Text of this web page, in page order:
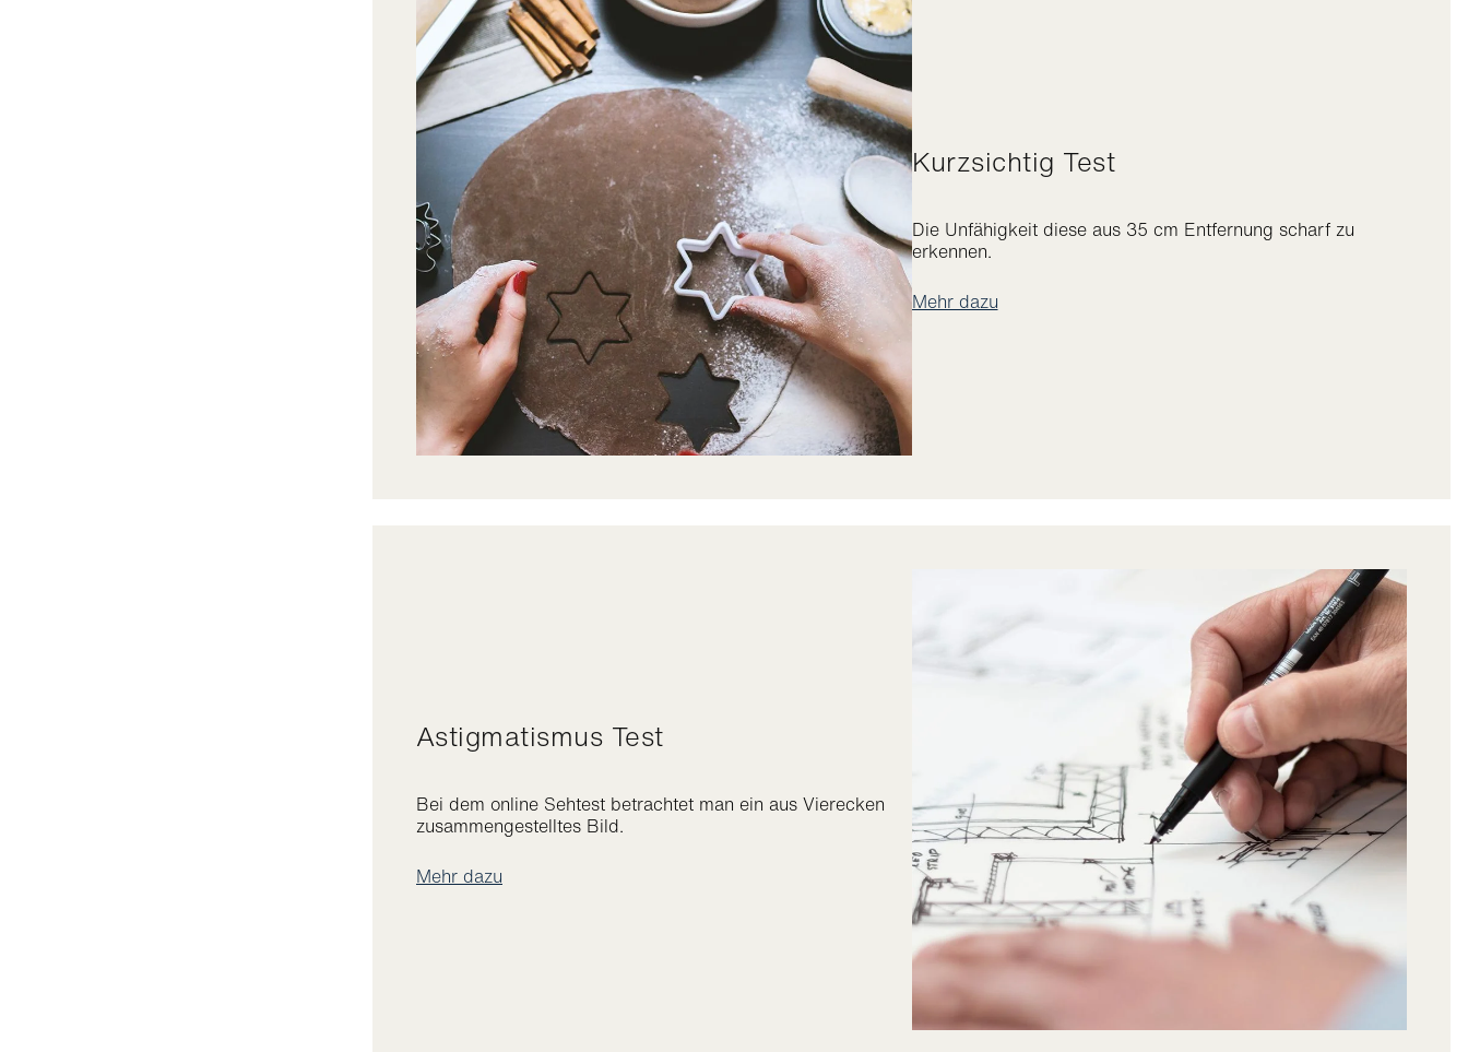
Kurzsichtig Test
Die Unfähigkeit diese aus 35 cm Entfernung scharf zu
erkennen.
Mehr dazu
Astigmatismus Test
Bei dem online Sehtest betrachtet man ein aus Vierecken
zusammengestelltes Bild.
Mehr dazu